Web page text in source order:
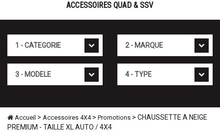
ACCESSOIRES QUAD & SSV
Accueil > Accessoires 4X4> Promotions > CHAUSSETTE A NEIGE
PREMIUM - TAILLE XL AUTO / 4X4